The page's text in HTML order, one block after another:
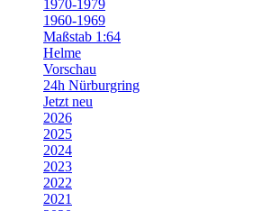
1970-1979
1960-1969
Maßstab 1:64
Helme
Vorschau
24h Nürburgring
Jetzt neu
2026
2025
2024
2023
2022
2021